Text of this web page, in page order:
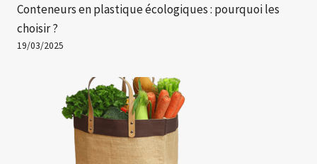
Conteneurs en plastique écologiques : pourquoi les
choisir ?
19/03/2025